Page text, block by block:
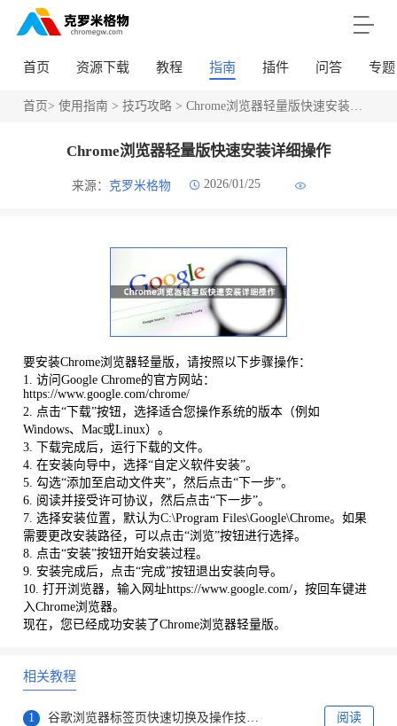
首页 资源下载 教程 指南 插件 问答 专题
首页> 使用指南 > 技巧攻略> Chrome浏览器轻量版快速安装详细操作
Chrome浏览器轻量版快速安装详细操作
来源： 克罗米格物 2026/01/25
要安装Chrome浏览器轻量版，请按照以下步骤操作：
1. 访问Google Chrome的官方网站：
https://www.google.com/chrome/
2. 点击“下载”按钮，选择适合您操作系统的版本（例如
Windows、Mac或Linux）。
3. 下载完成后，运行下载的文件。
4. 在安装向导中，选择“自定义软件安装”。
5. 勾选“添加至启动文件夹”，然后点击“下一步”。
6. 阅读并接受许可协议，然后点击“下一步”。
7. 选择安装位置，默认为C:\Program Files\Google\Chrome。如果
需要更改安装路径，可以点击“浏览”按钮进行选择。
8. 点击“安装”按钮开始安装过程。
9. 安装完成后，点击“完成”按钮退出安装向导。
10. 打开浏览器，输入网址https://www.google.com/，按回车键进
入Chrome浏览器。
现在，您已经成功安装了Chrome浏览器轻量版。
相关教程
1 阅读